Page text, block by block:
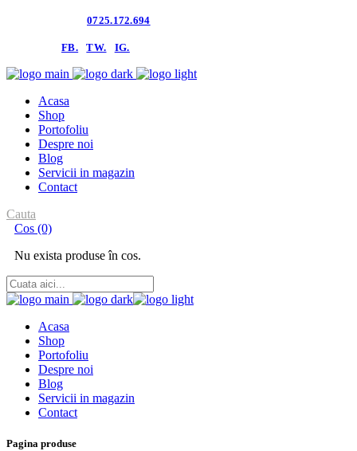
0725.172.694
FB. TW. IG.
Acasa
Shop
Portofoliu
Despre noi
Blog
Servicii in magazin
Contact
Cauta
Cos (0)
Nu exista produse în cos.
Acasa
Shop
Portofoliu
Despre noi
Blog
Servicii in magazin
Contact
Pagina produse